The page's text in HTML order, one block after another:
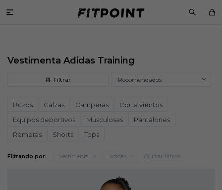

Vestimenta Adidas Training
Recomendados
Buzos Calzas Camperas
Corta vientos
Equipos deportivos
Musculosas
Pantalones
Remeras
Shorts Tops
Filtrando por: Vestimenta Adidas Quitar filtros